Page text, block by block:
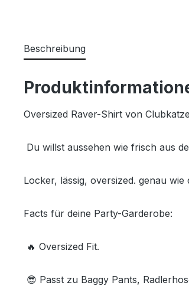
Beschreibung
Oversized Raver-Shirt von
Du willst aussehen wie frisch aus
Locker, lässig, oversized. genau
Facts für deine Party-Garderobe:
🔥 Oversized Fit.
😎 Passt zu Baggy Pants,